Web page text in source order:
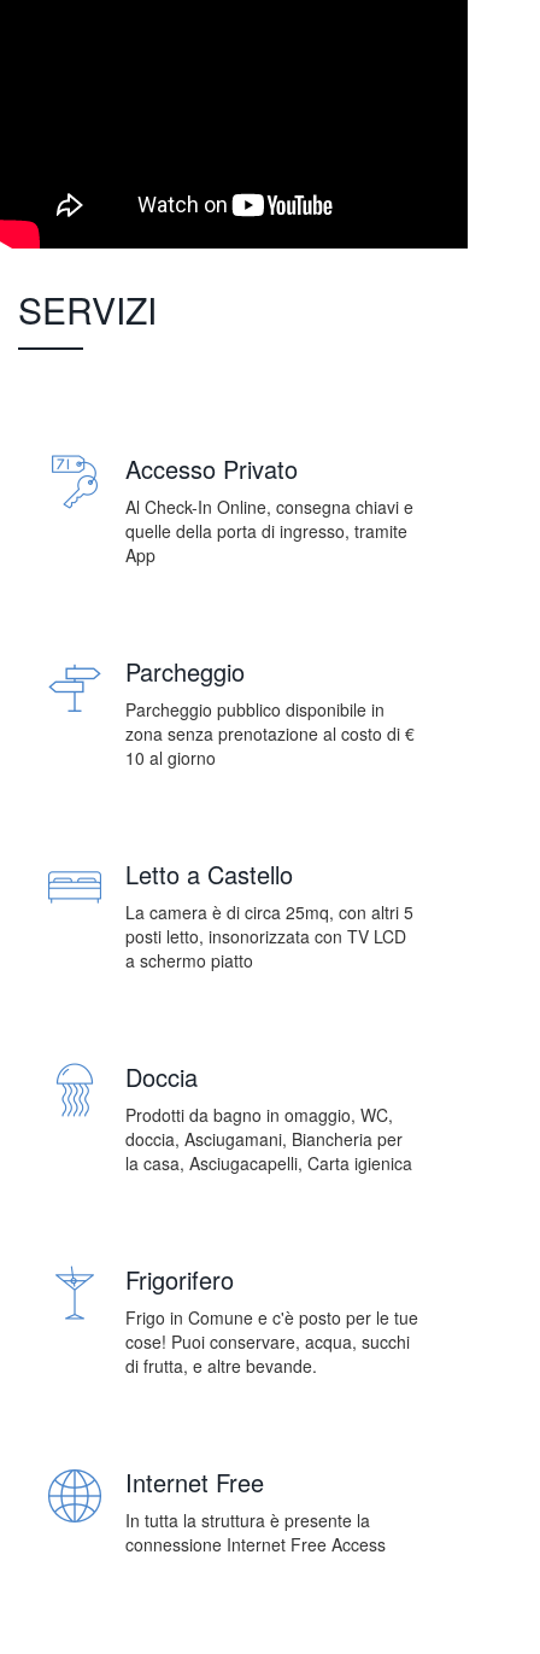
SERVIZI
Accesso Privato
Al Check-In Online, consegna chiavi e
quelle della porta di ingresso, tramite
App
Parcheggio
Parcheggio pubblico disponibile in
zona senza prenotazione al costo di €
10 al giorno
Letto a Castello
La camera è di circa 25mq, con altri 5
posti letto, insonorizzata con TV LCD
a schermo piatto
Doccia
Prodotti da bagno in omaggio, WC,
doccia, Asciugamani, Biancheria per
la casa, Asciugacapelli, Carta igienica
Frigorifero
Frigo in Comune e c'è posto per le tue
cose! Puoi conservare, acqua, succhi
di frutta, e altre bevande.
Internet Free
In tutta la struttura è presente la
connessione Internet Free Access